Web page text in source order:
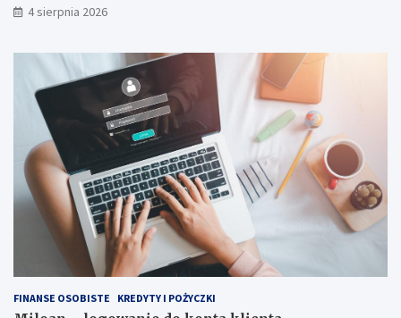
4 sierpnia 2026
FINANSE OSOBISTE KREDYTY I POŻYCZKI